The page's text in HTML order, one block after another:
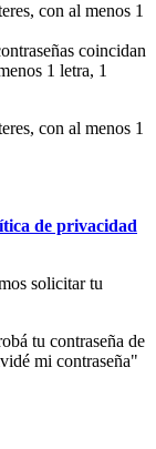
con al menos 1
coincidan
1 letra, 1
con al menos 1
de privacidad
solicitar tu
tu contraseña de
mi contraseña"